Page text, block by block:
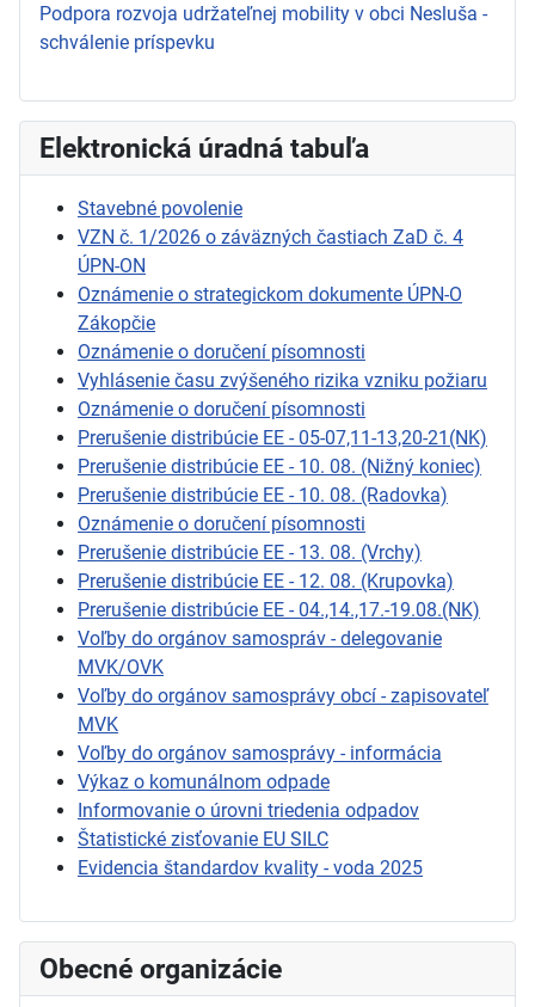
Podpora rozvoja udržateľnej mobility v obci Nesluša -
schválenie príspevku
Elektronická úradná tabuľa
Stavebné povolenie
VZN č. 1/2026 o záväzných častiach ZaD č. 4
ÚPN-ON
Oznámenie o strategickom dokumente ÚPN-O
Zákopčie
Oznámenie o doručení písomnosti
Vyhlásenie času zvýšeného rizika vzniku požiaru
Oznámenie o doručení písomnosti
Prerušenie distribúcie EE - 05-07,11-13,20-21(NK)
Prerušenie distribúcie EE - 10. 08. (Nižný koniec)
Prerušenie distribúcie EE - 10. 08. (Radovka)
Oznámenie o doručení písomnosti
Prerušenie distribúcie EE - 13. 08. (Vrchy)
Prerušenie distribúcie EE - 12. 08. (Krupovka)
Prerušenie distribúcie EE - 04.,14.,17.-19.08.(NK)
Voľby do orgánov samospráv - delegovanie
MVK/OVK
Voľby do orgánov samosprávy obcí - zapisovateľ
MVK
Voľby do orgánov samosprávy - informácia
Výkaz o komunálnom odpade
Informovanie o úrovni triedenia odpadov
Štatistické zisťovanie EU SILC
Evidencia štandardov kvality - voda 2025
Obecné organizácie